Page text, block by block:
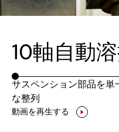
10軸自動
サスペンション部品を
な整列
動画を再生する